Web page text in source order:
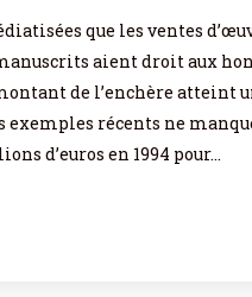
que les ventes
aient droit aux
de l’enchère atteint
exemples récents ne
d’euros en 1994 pour…